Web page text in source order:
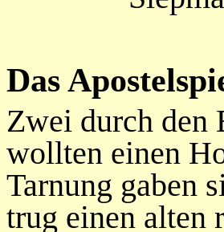
Das
Zwei durch den
wollten einen
Tarnung gaben
trug einen alten